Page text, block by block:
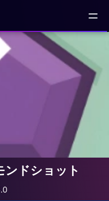
ンドショット